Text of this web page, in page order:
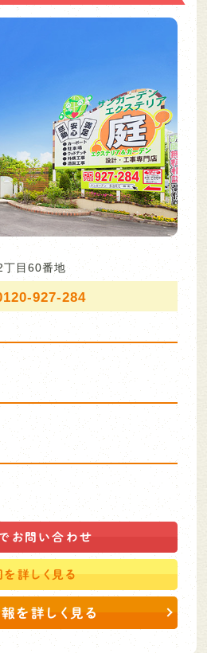
丁目60番地
927-284
お問い合わせ
を詳しく見る
を詳しく見る